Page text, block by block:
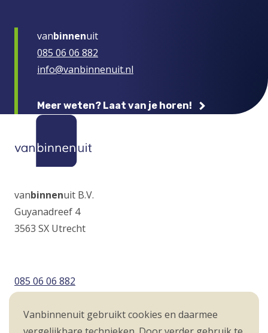
Vanbinnenuit gebruikt cookies en daarmee
vanbinnenuit
085 06 06 882
info@vanbinnenuit.nl
Meer weten? Laat van je horen!
vanbinnenuit B.V.
Guyanadreef 4
3563 SX Utrecht
085 06 06 882